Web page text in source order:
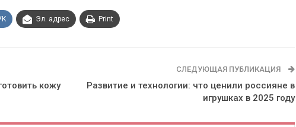
Эл. адрес Print
кожу
СЛЕДУЮЩАЯ ПУБЛИКАЦИЯ
Развитие и технологии: что ценили россияне в
игрушках в 2025 году